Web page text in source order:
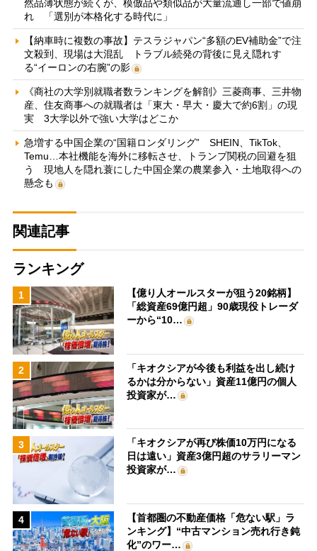
然品薄状態が続くが、模倣品や類似品が大量流通し一部で値崩
れ 「選別が本格化する時代に」
【納車時に複数の事故】テスラジャパン“多額のEV補助金”で注
文殺到、現場は大混乱 トラブル続発の背後に見え隠れす
る“イーロンの右腕”の影
《商社の大学別就職者数ランキングを解剖》三菱商事、三井物
産、住友商事への就職者は「東大・早大・慶大で約6割」の現
実 3大学以外で強い大学はどこか
急増する中国企業の“国籍ロンダリング” SHEIN、TikTok、
Temu…本社機能を海外に移転させ、トランプ関税の回避を狙
う 現地人を隠れ蓑にした中国企業の農業参入・土地取得への
懸念も
関連記事
ランキング
1
【億り人オールスターが狙う20銘柄】
「総資産69億円超」90歳現役トレーダ
ーから“10…
2
「キオクシアが今後も利益を出し続け
るかは分からない」資産11億円の個人
投資家が…
3
「キオクシアが再び株価10万円になる
日は遠い」資産3億円超のサラリーマン
投資家が…
4
【首都圏の不動産価格「危ない駅」ラ
ンキング】“中古マンション売れ行き鈍
化”のワー…